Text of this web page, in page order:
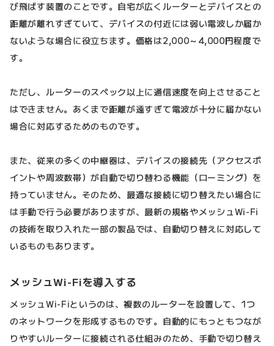
び飛ばす装置のことです。自宅が広くルーターとデバイスとの
距離が離れすぎていて、デバイスの付近には弱い電波しか届か
ないような場合に役立ちます。価格は2,000～4,000円程度で
す。
ただし、ルーターのスペック以上に通信速度を向上させること
はできません。あくまで距離が遠すぎて電波が十分に届かない
場合に対応するためのものです。
また、従来の多くの中継器は、デバイスの接続先（アクセスポ
イントや周波数帯）が自動で切り替わる機能（ローミング）を
持っていません。そのため、最適な接続に切り替えたい場合に
は手動で行う必要がありますが、最新の規格やメッシュWi-Fi
の技術を取り入れた一部の製品では、自動切り替えに対応して
いるものもあります。
メッシュWi-Fiを導入する
メッシュWi-Fiというのは、複数のルーターを設置して、1つ
のネットワークを形成するものです。自動的にもっともつなが
りやすいルーターに接続される仕組みのため、手動で切り替え